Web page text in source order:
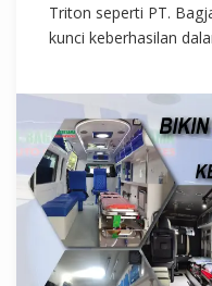
Triton seperti PT.
kunci keberhasilan